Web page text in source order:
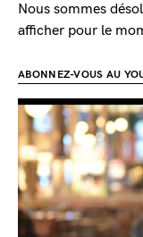
Nous sommes
afficher pour le
ABONNEZ-VOUS AU